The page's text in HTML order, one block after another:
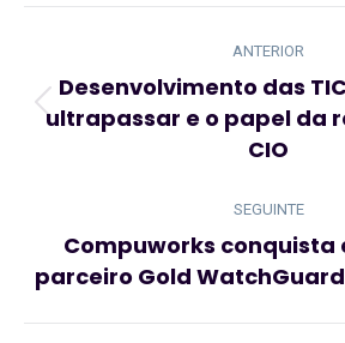
Navegação
post:
ANTERIOR
Artigo
anterior:
Desenvolvimento das
ultrapassar e o papel da
CIO
SEGUINTE
Artigo
seguinte:
Compuworks conquista
parceiro Gold